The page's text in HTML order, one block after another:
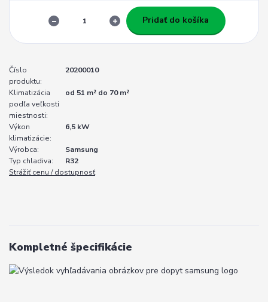
Pridať do košíka
Číslo
produktu:
20200010
Klimatizácia
podľa veľkosti
miestnosti:
od 51 m² do 70 m²
Výkon
klimatizácie:
6,5 kW
Výrobca:
Samsung
Typ chladiva:
R32
Strážiť cenu / dostupnosť
Kompletné špecifikácie